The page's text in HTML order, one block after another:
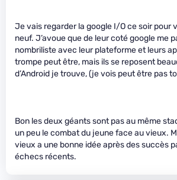
Je vais regarder la google I/O ce soir pour
neuf. J’avoue que de leur coté google me
nombriliste avec leur plateforme et leurs
trompe peut être, mais ils se reposent
d’Android je trouve, (je vois peut être pas
Bon les deux géants sont pas au même
un peu le combat du jeune face au vieux.
vieux a une bonne idée après des succès
échecs récents.